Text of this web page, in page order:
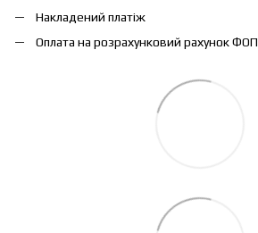
Накладений платіж
Оплата на розрахунковий рахунок ФОП